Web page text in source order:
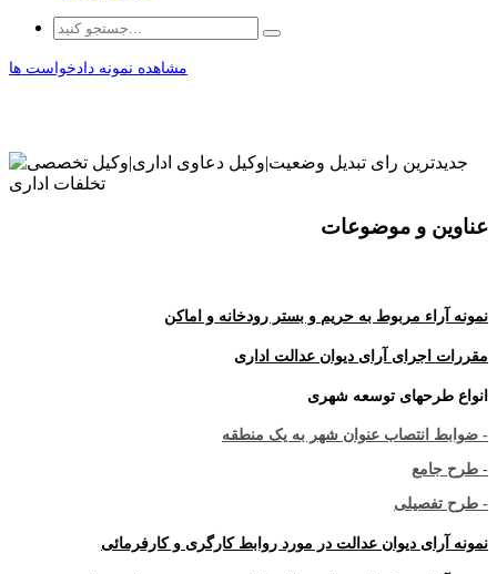
مشاهده نمونه دادخواست ها
عناوین و موضوعات
نمونه آراء مربوط به حریم و بستر رودخانه و اماکن
مقررات اجرای آرای دیوان عدالت اداری
انواع طرحهای توسعه شهری
- ضوابط انتصاب عنوان شهر به یک منطقه
- طرح جامع
- طرح تفصیلی
نمونه آرای دیوان عدالت در مورد روابط کارگری و کارفرمائی